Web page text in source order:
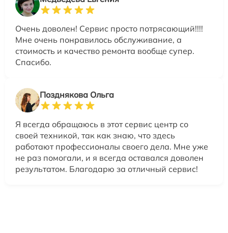
Очень доволен! Сервис просто потрясающий!!!!
Мне очень понравилось обслуживание, а
стоимость и качество ремонта вообще супер.
Спасибо.
Позднякова Ольга
Я всегда обращаюсь в этот сервис центр со
своей техникой, так как знаю, что здесь
работают профессионалы своего дела. Мне уже
не раз помогали, и я всегда оставался доволен
результатом. Благодарю за отличный сервис!